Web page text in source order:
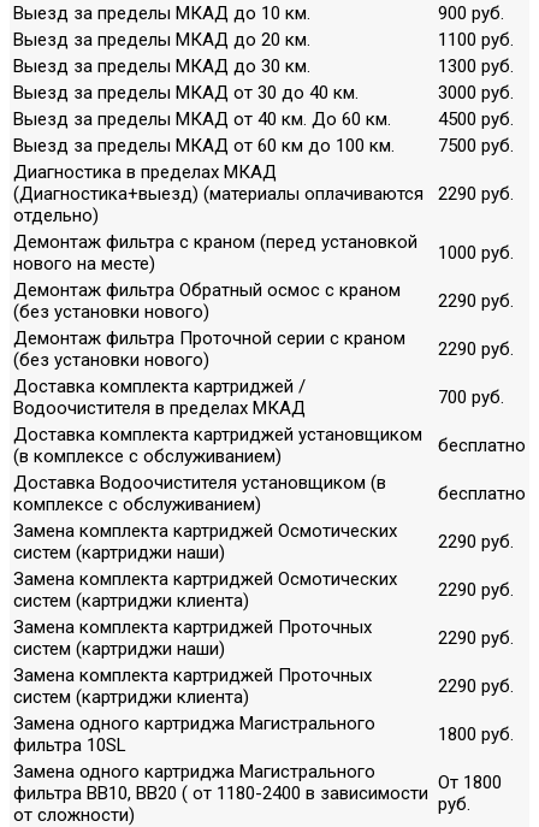
Выезд за пределы МКАД до 10 км.
900 руб.
Выезд за пределы МКАД до 20 км.
1100 руб.
Выезд за пределы МКАД до 30 км.
1300 руб.
Выезд за пределы МКАД от 30 до 40 км.
3000 руб.
Выезд за пределы МКАД от 40 км. До 60 км.
4500 руб.
Выезд за пределы МКАД от 60 км до 100 км.
7500 руб.
Диагностика в пределах МКАД
(Диагностика+выезд) (материалы оплачиваются
отдельно)
2290 руб.
Демонтаж фильтра с краном (перед установкой
нового на месте)
1000 руб.
Демонтаж фильтра Обратный осмос с краном
(без установки нового)
2290 руб.
Демонтаж фильтра Проточной серии с краном
(без установки нового)
2290 руб.
Доставка комплекта картриджей /
Водоочистителя в пределах МКАД
700 руб.
Доставка комплекта картриджей установщиком
(в комплексе с обслуживанием)
бесплатно
Доставка Водоочистителя установщиком (в
комплексе с обслуживанием)
бесплатно
Замена комплекта картриджей Осмотических
систем (картриджи наши)
2290 руб.
Замена комплекта картриджей Осмотических
систем (картриджи клиента)
2290 руб.
Замена комплекта картриджей Проточных
систем (картриджи наши)
2290 руб.
Замена комплекта картриджей Проточных
систем (картриджи клиента)
2290 руб.
Замена одного картриджа Магистрального
фильтра 10SL
1800 руб.
Замена одного картриджа Магистрального
фильтра ВВ10, ВВ20 ( от 1180-2400 в зависимости
от сложности)
От 1800
руб.